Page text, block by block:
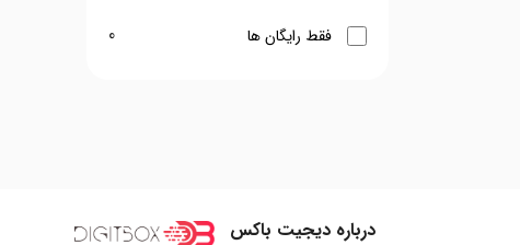
فقط رایگان ها 0
درباره دیجیت باکس